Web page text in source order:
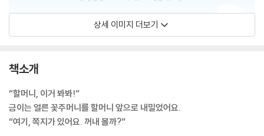
상세 이미지 더보기
책소개
“할머니, 이거 봐봐!”
금이는 얼른 꽃주머니를 할머니 앞으로 내밀었어요.
“여기, 쪽지가 있어요. 꺼내 볼까?”